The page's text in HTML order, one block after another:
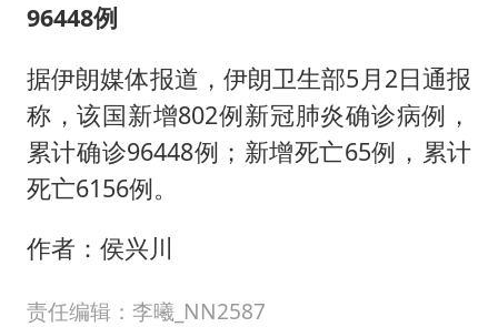
96448例
据伊朗媒体报道，伊朗卫生部5月2日通报
称，该国新增802例新冠肺炎确诊病例，
累计确诊96448例；新增死亡65例，累计
死亡6156例。
作者：侯兴川
责任编辑：李曦_NN2587